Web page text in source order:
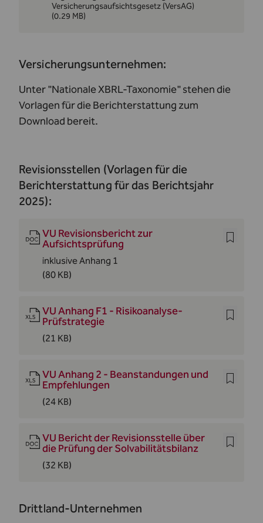
Versicherungsaufsichtsgesetz (VersAG)
(0.29 MB)
Versicherungsunternehmen:
Unter"Nationale XBRL-Taxonomie"stehen die
Vorlagen für die Berichterstattung zum
Download bereit.
Revisionsstellen (Vorlagen für die
Berichterstattung für das Berichtsjahr
2025):
VU Revisionsbericht zur
Aufsichtsprüfung
inklusive Anhang 1
(80 KB)
VU Anhang F1 - Risikoanalyse-
Prüfstrategie
(21 KB)
VU Anhang 2 - Beanstandungen und
Empfehlungen
(24 KB)
VU Bericht der Revisionsstelle über
die Prüfung der Solvabilitätsbilanz
(32 KB)
Drittland-Unternehmen